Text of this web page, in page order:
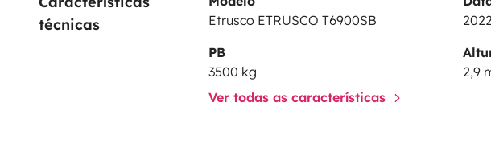
técnicas
Etrusco ETRUSCO T6900SB
2022
PB
3500 kg
2,9
Ver todas as características